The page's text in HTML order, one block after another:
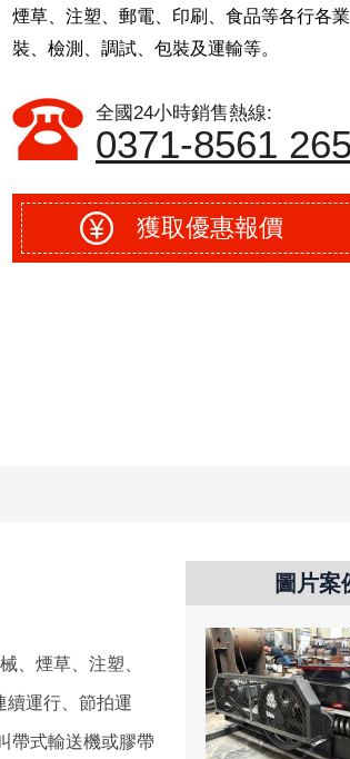
煙草、注塑、郵電、印刷、食品等各行各
裝、檢測、調試、包裝及運輸等。
全國24小時銷售熱線:
0371-8561
獲取優惠報價
、煙草、注塑、
續運行、節拍運
帶式輸送機或膠帶
圖片案